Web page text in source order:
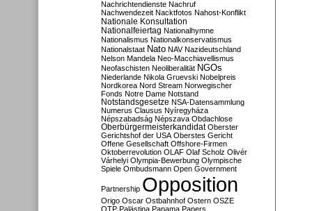
Nachrichtendienste Nachruf
Nachwendezeit Nacktfotos Nahost-Konflikt
Nationale Konsultation
Nationalfeiertag Nationalhymne
Nationalismus Nationalkonservatismus
Nationalstaat Nato NAV Nazideutschland
Nelson Mandela Neo-Macchiavellismus
Neofaschisten Neoliberalität NGOs
Niederlande Nikola Gruevski Nobelpreis
Nordkorea Nord Stream Norwegischer
Fonds Notre Dame Notstand
Notstandsgesetze NSA-Datensammlung
Numerus Clausus Nyíregyháza
Népszabadság Népszava Obdachlose
Oberbürgermeisterkandidat Oberster
Gerichtshof der USA Oberstes Gericht
Offene Gesellschaft Offshore-Firmen
Oktoberrevolution OLAF Olaf Scholz Olivér
Várhelyi Olympia-Bewerbung Olympische
Spiele Ombudsmann Open Government
Partnership Opposition
Origo Oscar Ostbahnhof Ostern OSZE
OTP Palästina Panama Papers